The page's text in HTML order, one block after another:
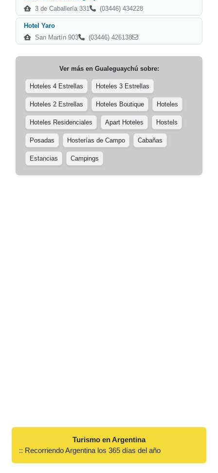
3 de Caballería 331
(03446) 434228
Hotel Yaro
San Martín 903
(03446) 426138
Ver más en Gualeguaychú sobre:
Hoteles 4 Estrellas Hoteles 3 Estrellas
Hoteles 2 Estrellas Hoteles Boutique Hoteles
Hoteles Residenciales Apart Hoteles Hostels
Posadas Hosterías de Campo Cabañas
Estancias Campings
Turismo en Argentina
:: Recorriendo Argentina los 365 días del año